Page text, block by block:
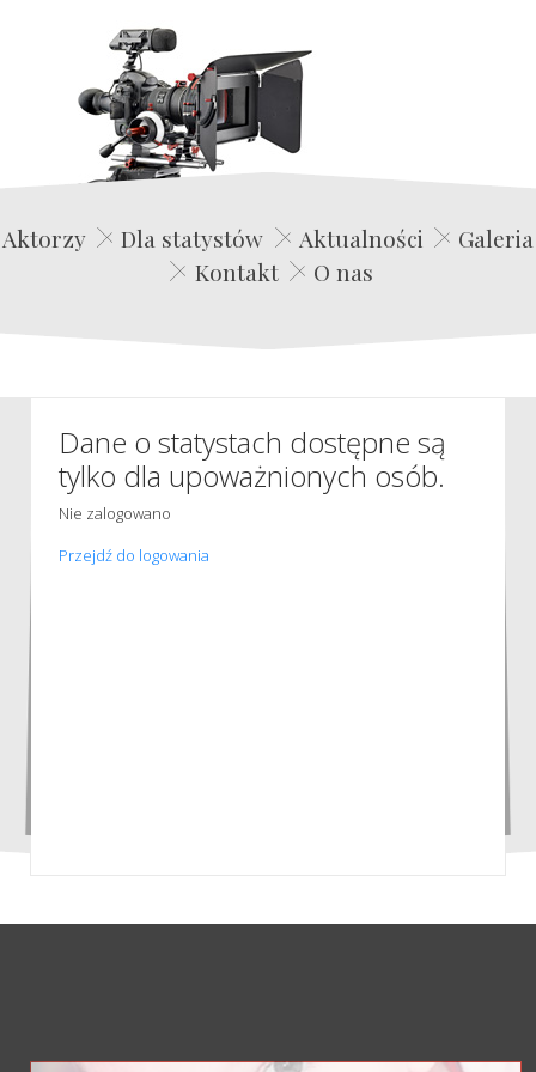
Edwin Film Agencja Aktorska
Aktorzy Dla statystów Aktualności
Galeria
Kontakt
O nas
Dane o statystach dostępne są
tylko dla upoważnionych osób.
Nie zalogowano
Przejdź do logowania